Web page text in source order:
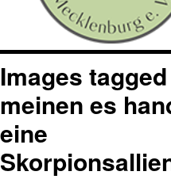
Images
meinen es
eine